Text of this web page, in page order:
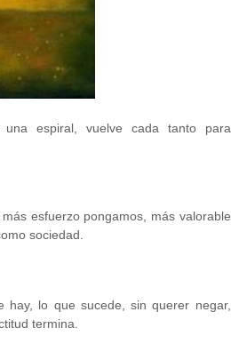
espiral, vuelve cada tanto para
esfuerzo pongamos, más valorable
sociedad.
lo que sucede, sin querer negar,
termina.